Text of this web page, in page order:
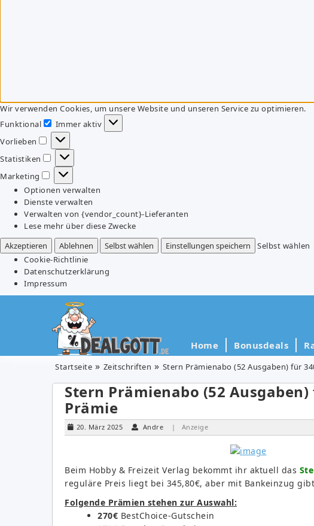
Wir verwenden Cookies, um unsere Website und unseren Service zu optimieren.
Funktional
Funktional
Immer aktiv
Vorlieben
Vorlieben
Statistiken
Statistiken
Marketing
Marketing
Optionen verwalten
Dienste verwalten
Verwalten von {vendor_count}-Lieferanten
Lese mehr über diese Zwecke
Akzeptieren
Ablehnen Selbst wählen Einstellungen speichern
Selbst wählen
Cookie-Richtlinie
Datenschutzerklärung
Impressum
Home Bonusdeals
Startseite Zeitschriften Stern Prämienabo (52 Ausgaben) für
Stern Prämienabo (52 Ausgaben)
Prämie
20. März 2025 Andre | Anzeige
Beim Hobby & Freizeit Verlag bekommt ihr aktuell das
reguläre Preis liegt bei 345,80€, aber mit Bankeinzug
Folgende Prämien stehen zur Auswahl:
270€ BestChoice-Gutschein